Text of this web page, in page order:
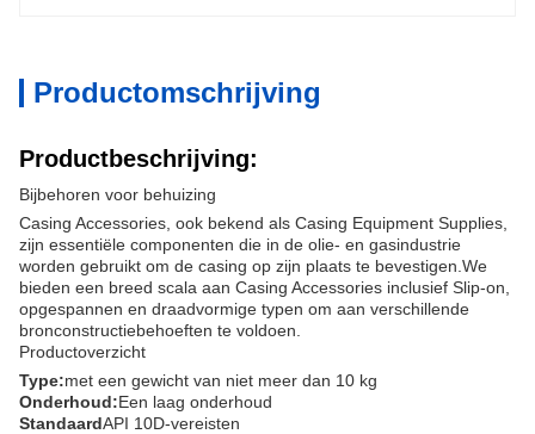
Productomschrijving
Productbeschrijving:
Bijbehoren voor behuizing
Casing Accessories, ook bekend als Casing Equipment Supplies,
zijn essentiële componenten die in de olie- en gasindustrie
worden gebruikt om de casing op zijn plaats te bevestigen.We
bieden een breed scala aan Casing Accessories inclusief Slip-on,
opgespannen en draadvormige typen om aan verschillende
bronconstructiebehoeften te voldoen.
Productoverzicht
Type:met een gewicht van niet meer dan 10 kg
Onderhoud:Een laag onderhoud
StandaardAPI 10D-vereisten